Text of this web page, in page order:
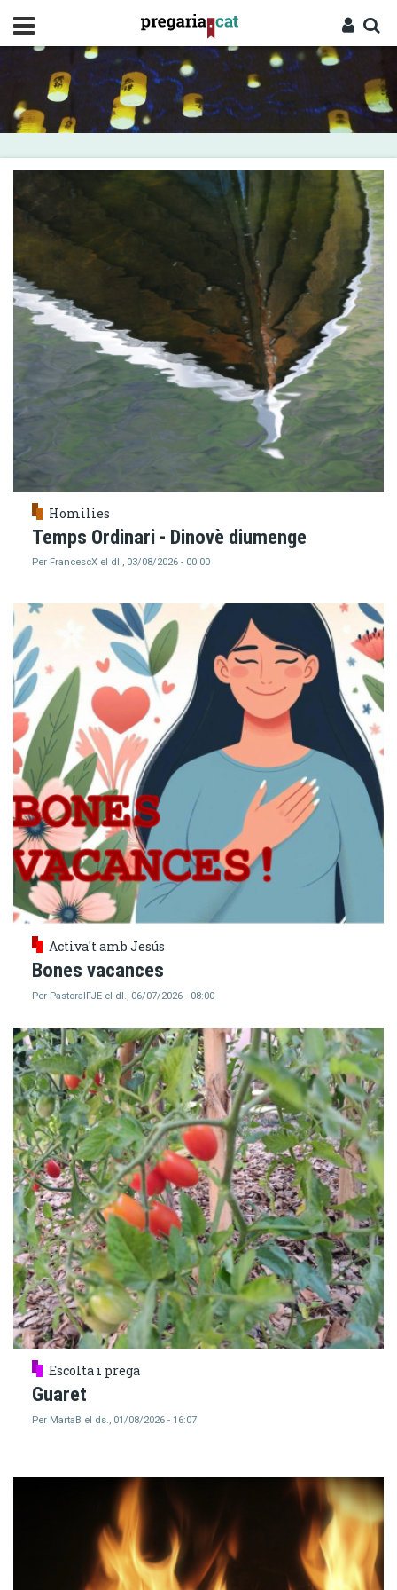
contingut
Entra
Cercador
Homilies
Temps Ordinari - Dinovè diumenge
Per FrancescX el dl., 03/08/2026 - 00:00
Activa't amb Jesús
Bones vacances
Per PastoralFJE el dl., 06/07/2026 - 08:00
Escolta i prega
Guaret
Per MartaB el ds., 01/08/2026 - 16:07